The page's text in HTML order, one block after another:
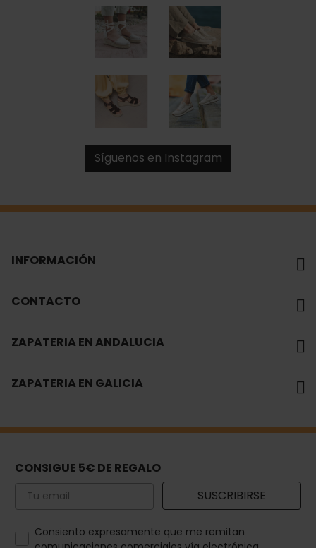
Síguenos en Instagram
INFORMACIÓN
CONTACTO
ZAPATERIA EN ANDALUCIA
ZAPATERIA EN GALICIA
CONSIGUE 5€ DE REGALO
Email SUSCRIBIRSE
How would you like to hear from us?
Consiento expresamente que me remitan